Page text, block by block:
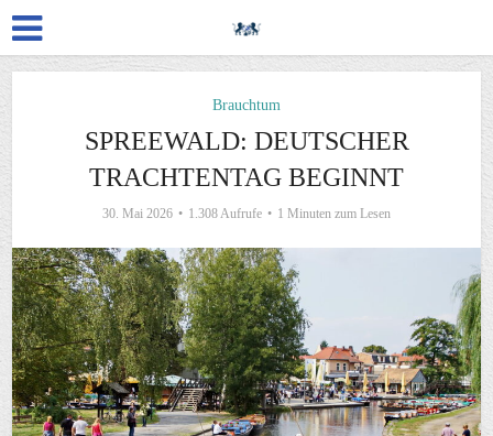
Brauchtum
SPREEWALD: DEUTSCHER
TRACHTENTAG BEGINNT
30. Mai 2026 1.308 Aufrufe 1 Minuten zum Lesen